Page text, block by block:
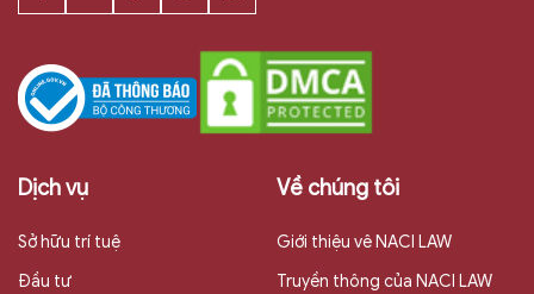
Dịch vụ
Sở hữu trí tuệ
Đầu tư
Về chúng tôi
Giới thiệu vê NACI LAW
Truyền thông của NACI LAW